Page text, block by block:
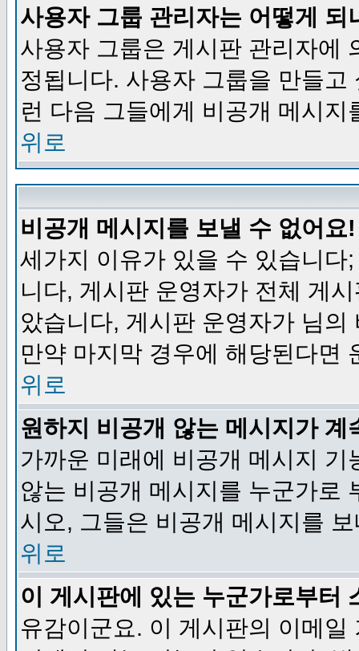
사용자 그룹 관리자는 어떻게 되
사용자 그룹은 게시판 관리자에
정됩니다. 사용자 그룹을 만들
런 다음 그들에게 비공개 메시지
위로
비공개 메시지를 보낼 수 없어요!
세가지 이유가 있을 수 있습니
니다, 게시판 운영자가 전체 게
았습니다, 게시판 운영자가 님
만약 마지막 경우에 해당된다면
위로
원하지 비공개 않는 메시지가 계
가까운 미래에 비공개 메시지
않는 비공개 메시지를 누군가로
시오, 그들은 비공개 메시지를
위로
이 게시판에 있는 누군가로부터
유감이군요. 이 게시판의 이메